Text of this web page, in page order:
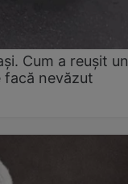
Cum a reușit un
facă nevăzut